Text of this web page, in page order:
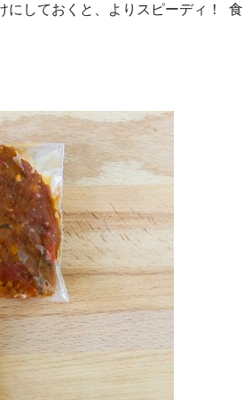
にしておくと、よりスピーディ！ 食